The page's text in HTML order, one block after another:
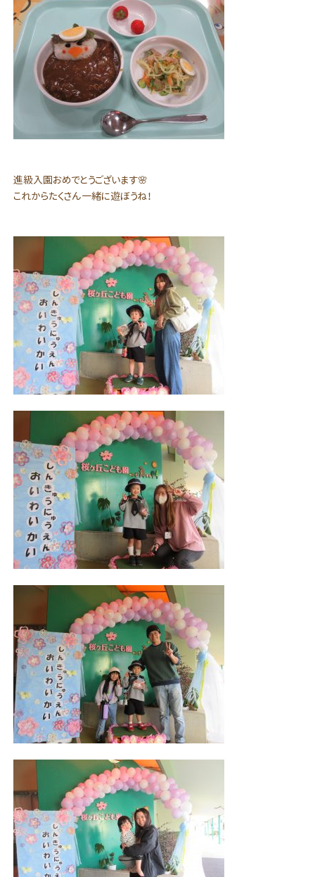
進級入園おめでとうございます🌸
これからたくさん一緒に遊ぼうね！